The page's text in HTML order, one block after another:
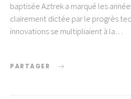
baptisée Aztrek a marqué les
clairement dictée par le progrès
innovations se multipliaient à la…
PARTAGER